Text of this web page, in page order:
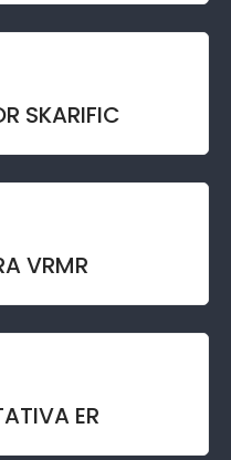
SKARIFIC
VRMR
ER